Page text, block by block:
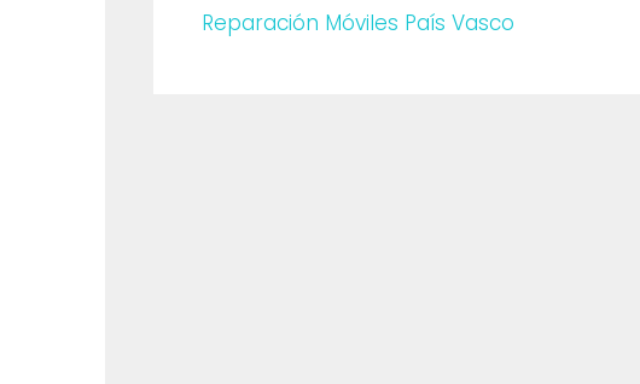
Reparación Móviles País Vasco